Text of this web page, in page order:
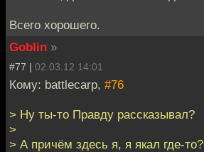
Всего хорошего.
Goblin »
#77 | 02.03.12 14:01
Кому: battlecarp, #76
> Ну ты-то Правду рассказывал?
>
> А причём здесь я, я якал где-то?